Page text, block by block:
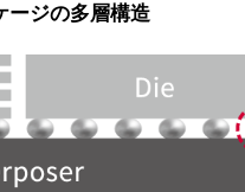
ージの多層構造